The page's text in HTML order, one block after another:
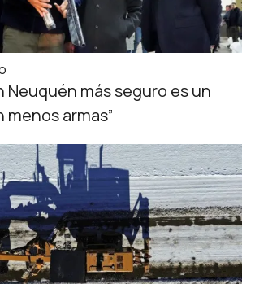
Neuquén más seguro es un
armas”